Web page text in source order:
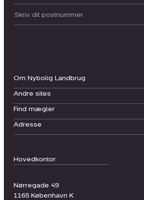
Hovedkontor
Nørregade 49
1165 København K
Om Nybolig Landbrug
Andre sites
Find mægler
Adresse
Postnummer